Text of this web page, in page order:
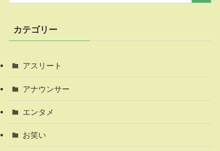
カテゴリー
アスリート
アナウンサー
エンタメ
お笑い